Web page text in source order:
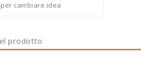
per cambiare idea
prodotto